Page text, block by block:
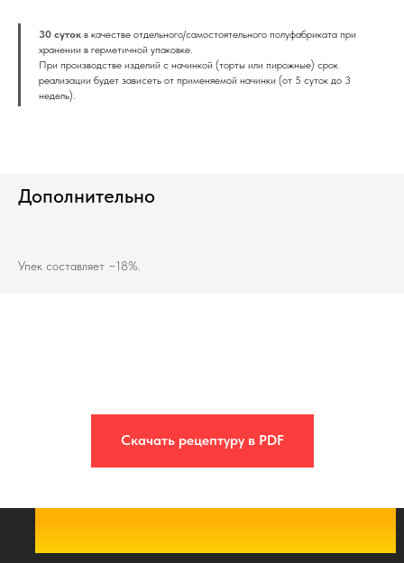
30 суток в качестве отдельного/самостоятельного полуфабриката при
хранении в герметичной упаковке.
При производстве изделий с начинкой (торты или пирожные) срок
реализации будет зависеть от применяемой начинки (от 5 суток до 3
недель).
Дополнительно
Упек составляет ~18%.
Скачать рецептуру в PDF